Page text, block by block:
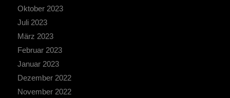
Oktober 2023
Juli 2023
März 2023
Februar 2023
Januar 2023
Dezember 2022
November 2022